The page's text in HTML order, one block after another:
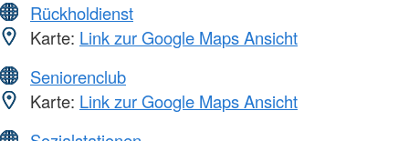
Rückholdienst
Karte: Link zur Google Maps Ansicht
Seniorenclub
Karte: Link zur Google Maps Ansicht